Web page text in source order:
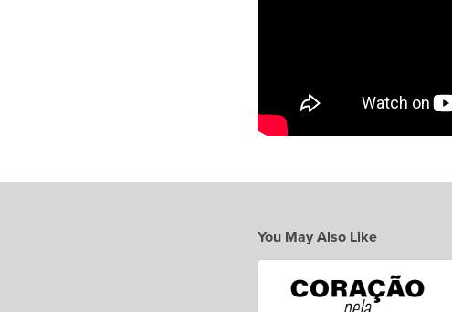
You May Also Like